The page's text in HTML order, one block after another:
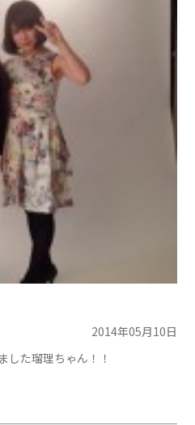
2014年05月10日
した瑠理ちゃん！！